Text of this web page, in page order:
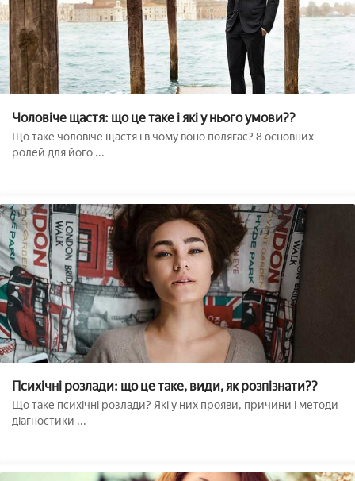
Чоловіче щастя: що це таке і які у нього умови??
Що таке чоловіче щастя і в чому воно полягає? 8 основних
ролей для його ...
Психічні розлади: що це таке, види, як розпізнати??
Що таке психічні розлади? Які у них прояви, причини і методи
діагностики ...